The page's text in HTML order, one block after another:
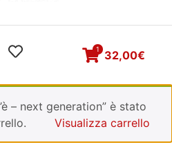
32,00€
1
– next generation” è stato
Visualizza carrello